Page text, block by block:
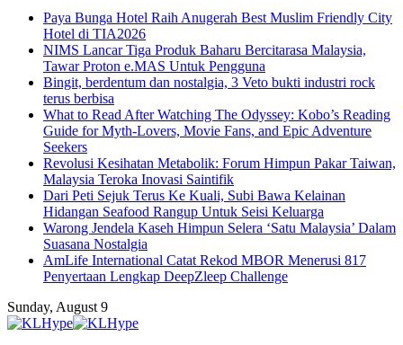
Paya Bunga Hotel Raih Anugerah Best Muslim Friendly City
Hotel di TIA2026
NIMS Lancar Tiga Produk Baharu Bercitarasa Malaysia,
Tawar Proton e.MAS Untuk Pengguna
Bingit, berdentum dan nostalgia, 3 Veto bukti industri rock
terus berbisa
What to Read After Watching The Odyssey: Kobo’s Reading
Guide for Myth-Lovers, Movie Fans, and Epic Adventure
Seekers
Revolusi Kesihatan Metabolik: Forum Himpun Pakar Taiwan,
Malaysia Teroka Inovasi Saintifik
Dari Peti Sejuk Terus Ke Kuali, Subi Bawa Kelainan
Hidangan Seafood Rangup Untuk Seisi Keluarga
Warong Jendela Kaseh Himpun Selera ‘Satu Malaysia’ Dalam
Suasana Nostalgia
AmLife International Catat Rekod MBOR Menerusi 817
Penyertaan Lengkap DeepZleep Challenge
Sunday, August 9